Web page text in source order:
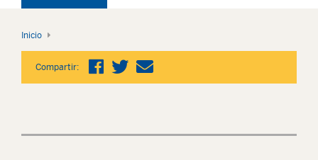
Inicio
Compartir: